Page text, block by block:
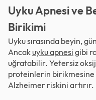
Uyku Apnesi ve
Birikimi
Uyku sırasında beyin,
Ancakuyku apnesi gibi
uğratabilir. Yetersiz
proteinlerin birikmesine
Alzheimer riskini artırır.